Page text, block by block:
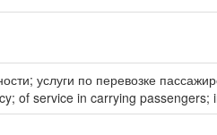
услуги по перевозке
of service in carrying passengers;